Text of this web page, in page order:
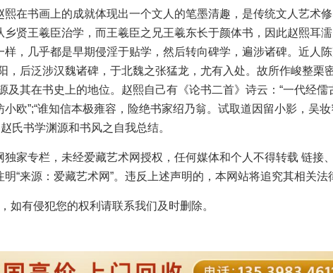
书画上的成就体现出一个文人的笔墨清趣，是传统文人艺术
贤王羲臣治学，而王羲臣之兄王羲东长于颜体书，因此赵熙耳
样，几乎都是早期侵淫于贴学，然后转向碑学，遍涉诸碑。近人
，后泛涉汉魏诸碑，于北魏之张猛龙，尤有入处。故所作峻整栗
及其在书史上的地位。赵熙自己有《论书二首》诗云：“一代经
欧”;“谁知信本极雍容，险绝书家绍乃翁。试取道因留小影，吴
氏书学渊源和书风之自我总结。
家专栏，未经爱藏艺术网授权，任何媒体和个人不得转载 链接
“来源：爱藏艺术网”。违反上述声明的，本网站将追究其相关
如有侵犯您的权利请联系我们及时删除。